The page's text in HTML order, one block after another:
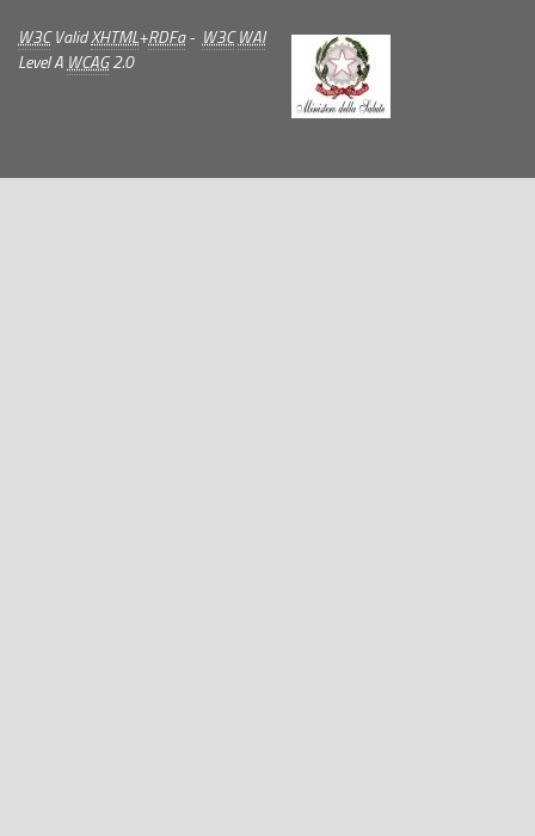
W3CValidXHTML+RDFa- W3C WAI
Level A WCAG2.0